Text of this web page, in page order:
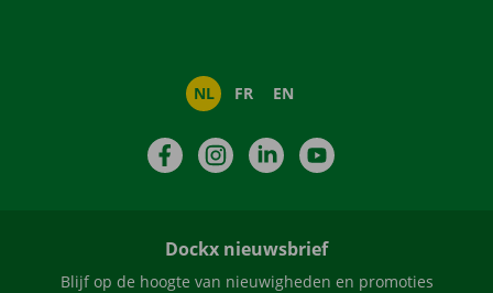
NL FR EN
FacebookInstagramLinkedIn
Dockx nieuwsbrief
Blijf op de hoogte van nieuwigheden en promoties